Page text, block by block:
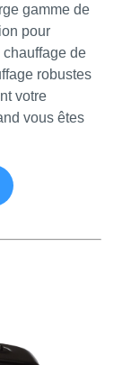
gamme de
pour
chauffage de
robustes
votre
vous êtes